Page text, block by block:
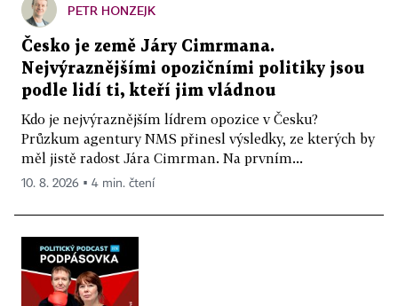
PETR HONZEJK
Česko je země Járy Cimrmana.
Nejvýraznějšími opozičními politiky jsou
podle lidí ti, kteří jim vládnou
Kdo je nejvýraznějším lídrem opozice v Česku?
Průzkum agentury NMS přinesl výsledky, ze kterých by
měl jistě radost Jára Cimrman. Na prvním...
10. 8. 2026 ▪ 4 min. čtení